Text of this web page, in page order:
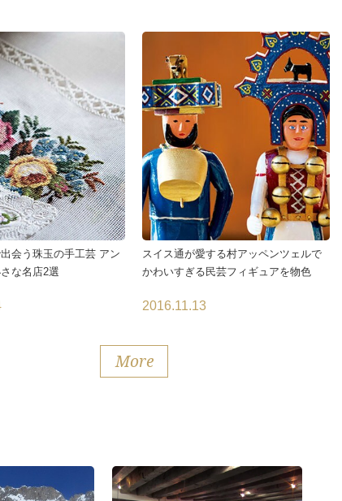
会う珠玉の手工芸 アン
な名店2選
スイス通が愛する村アッペンツェルで
かわいすぎる民芸フィギュアを物色
2016.11.13
More